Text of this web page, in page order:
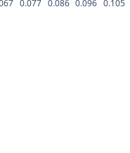
0.077 0.086 0.096 0.105